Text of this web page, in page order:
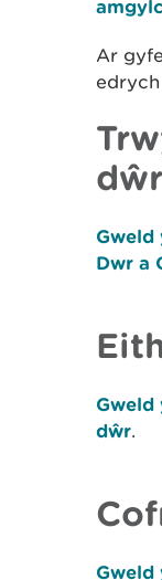
Ar
Gweld
Dwr a
Gweld
dŵr.
Gweld